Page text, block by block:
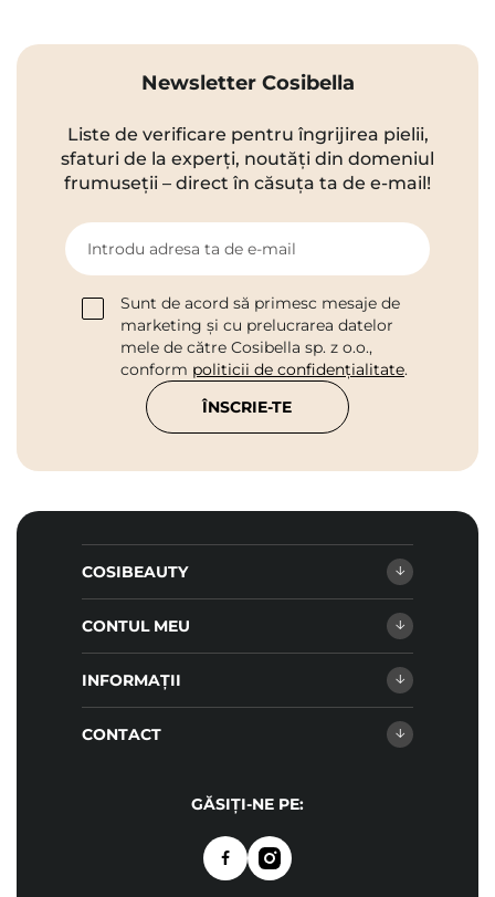
Newsletter Cosibella
Liste de verificare pentru îngrijirea pielii,
sfaturi de la experți, noutăți din domeniul
frumuseții – direct în căsuța ta de e-mail!
Introdu adresa ta de e-mail
Sunt de acord să primesc mesaje de
marketing și cu prelucrarea datelor
mele de către Cosibella sp. z o.o.,
conform politicii de confidențialitate.
ÎNSCRIE-TE
COSIBEAUTY
CONTUL MEU
INFORMAȚII
CONTACT
GĂSIȚI-NE PE: